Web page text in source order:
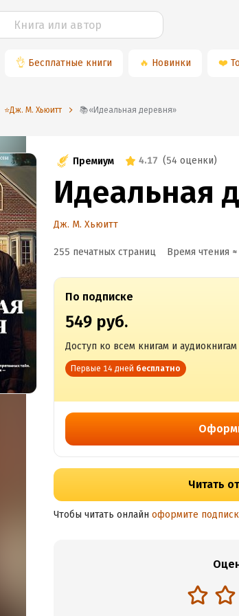
👌 Бесплатные книги 🔥 Новинки ❤️
⭐️Дж. М. Хьюитт 📚«Идеальная деревня»
Премиум 4.17 (54 оценки)
Идеальная
Дж. М. Хьюитт
255 печатных страниц Время чтения ≈
По подписке
549 руб.
Доступ ко всем книгам и
Первые 14 дней бесплатно
Читать
Чтобы читать онлайн оформите